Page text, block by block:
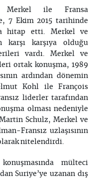
Merkel ile Fransa
7 Ekim 2015 tarihinde
hitap etti. Merkel ve
karşı karşıya olduğu
vardı. Merkel ve
ortak konuşma, 1989
ardından dönemin
Kohl ile François
liderler tarafından
olması nedeniyle
Schulz, Merkel ve
Fransız uzlaşısının
nitelendirdi.
mülteci
Suriye’ye uzanan dış